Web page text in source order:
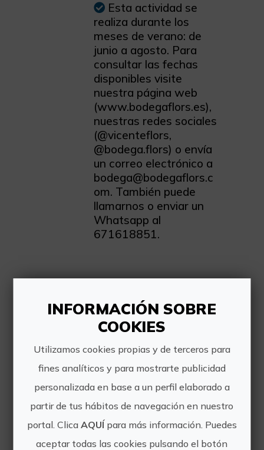
Esta actividad se
realiza durante los
meses de verano: de
junio a agosto. Para
consultar las fechas
disponibles visite
nuestra página web
(www.bodegaflors.es),
nuestras redes sociales
(@vicenteflors,
@bodega.flors) o envía
un correo electrónico a
bodega@bodegaflors.c
om. También puede
llamarnos o enviar un
Whatsapp al
671618851.
BODEGA FLORS
INFORMACIÓN SOBRE
COOKIES
Utilizamos cookies propias y de terceros para
fines analíticos y para mostrarte publicidad
personalizada en base a un perfil elaborado a
partir de tus hábitos de navegación en nuestro
portal. Clica AQUÍ para más información. Puedes
aceptar todas las cookies pulsando el botón